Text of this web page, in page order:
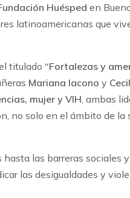
Huésped en
latinoamericanas que
titulado “Fortalezas y
Mariana Iacono y
mujer y VIH , ambas
no solo en el ámbito de
las barreras sociales
las desigualdades y